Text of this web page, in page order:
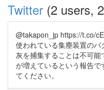
Twitter (2 users,
@takapon_jp https://t.co/
使われている集塵装置の
灰を捕集することは不可
が増えているという報告
てください。